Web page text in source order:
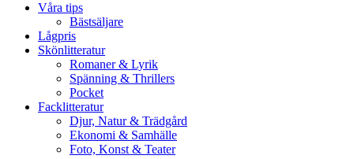
Våra tips
Bästsäljare
Lågpris
Skönlitteratur
Romaner & Lyrik
Spänning & Thrillers
Pocket
Facklitteratur
Djur, Natur & Trädgård
Ekonomi & Samhälle
Foto, Konst & Teater